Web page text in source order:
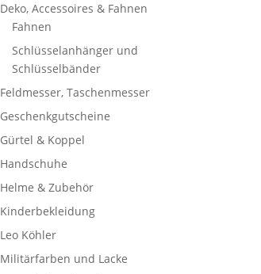
Deko, Accessoires & Fahnen
Fahnen
Schlüsselanhänger und
Schlüsselbänder
Feldmesser, Taschenmesser
Geschenkgutscheine
Gürtel & Koppel
Handschuhe
Helme & Zubehör
Kinderbekleidung
Leo Köhler
Militärfarben und Lacke